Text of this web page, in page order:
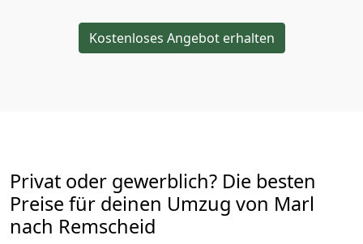
Kostenloses Angebot erhalten
Privat oder gewerblich? Die besten
Preise für deinen Umzug von Marl
nach Remscheid